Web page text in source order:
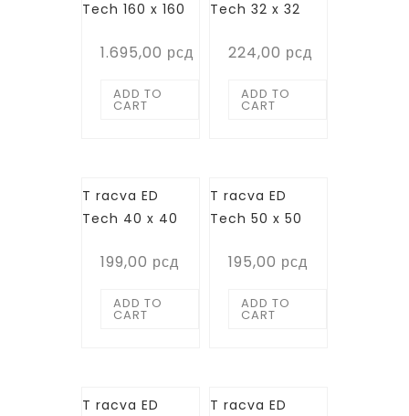
Tech 160 x 160
1.695,00 рсд
ADD TO
CART
Tech 32 x 32
224,00 рсд
ADD TO
CART
T racva ED
Tech 40 x 40
199,00 рсд
ADD TO
CART
T racva ED
Tech 50 x 50
195,00 рсд
ADD TO
CART
T racva ED
T racva ED